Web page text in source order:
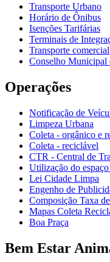
Transporte Urbano
Horário de Ônibus
Isenções Tarifárias
Terminais de
Transporte comercial
Conselho Municipal
Operações
Notificação de
Limpeza Urbana
Coleta - orgânico e
Coleta - reciclável
CTR - Central de
Utilização do
Lei Cidade Limpa
Engenho de
Composição Taxa
Mapas Coleta
Boa Praça
Bem Estar